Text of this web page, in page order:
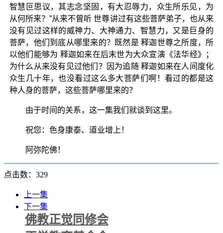
智慧叵思议，其志念坚固，有大忍辱力，众生所乐见，为
从何所来？”从来不曾听 世尊讲过有这些菩萨弟子，也从来
没有见过这样的威神力、大神通力、智慧力，又是巨身的
菩萨，他们到底从哪里来的？既然是 释迦世尊之所度，所
以他们能够为 释迦如来在后末世为大众宣演《法华经》；
为什么从来没有见过他们？因为追随 释迦如来在人间度化
众生几十年，也没看过这么多大菩萨们啊！看过的都是这
种人身的菩萨，这些菩萨哪里来的？
由于时间的关系，这一集我们就谈到这里。
祝您：色身康泰、道业增上！
阿弥陀佛！
点击数：329
上一集
下一集
佛教正觉同修会